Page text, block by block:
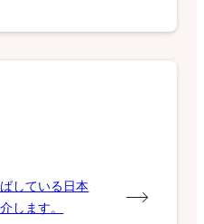
している日本
します。